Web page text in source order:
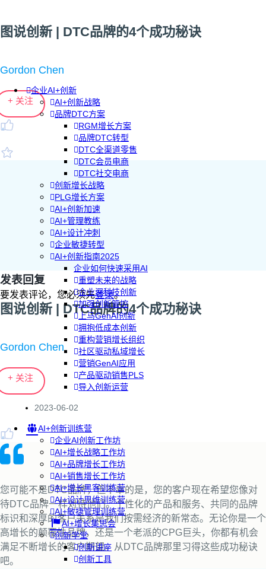
企业AI+创新
AI+创新战略
品牌DTC方案
RGM增长方案
品牌DTC转型
DTC全渠道零售
DTC会员电商
DTC社交电商
创新增长战略
PLG增长方案
AI+创新加速
AI+管理教练
AI+设计冲刺
企业敏捷转型
AI+创新指南2025
企业如何快速采用AI
重塑未来的战略
企业深科技创新
加强创新管控
上马GenAI创新
拥抱低成本创新
重构营销增长组织
社区驱动私域增长
营销GenAI应用
产品驱动销售PLS
导入创新运营
AI+创新训练营
企业AI创新工作坊
AI+增长战略工作坊
AI+品牌增长工作坊
AI+销售增长工作坊
AI+增长黑客训练营
AI+设计思维训练营
AI+敏捷管理训练营
AI+增长集思会
创新学堂
创新讲座
创新工具
图说创新 | DTC品牌的4个成功秘诀
Gordon Chen
+ 关注
发表回复
要发表评论，您必须先登录。
图说创新 | DTC品牌的4个成功秘诀
Gordon Chen
+ 关注
2023-06-02
您可能不是DTC品牌，但不幸的是，您的客户现在希望您像对
待DTC品牌一样对待他们。个性化的产品和服务、共同的品牌
标识和深厚的客户关系是我们按需经济的新常态。无论你是一个
高增长的颠覆性品牌，还是一个老派的CPG巨头，你都有机会
满足不断增长的客户期望。从DTC品牌那里习得这些成功秘诀
吧。